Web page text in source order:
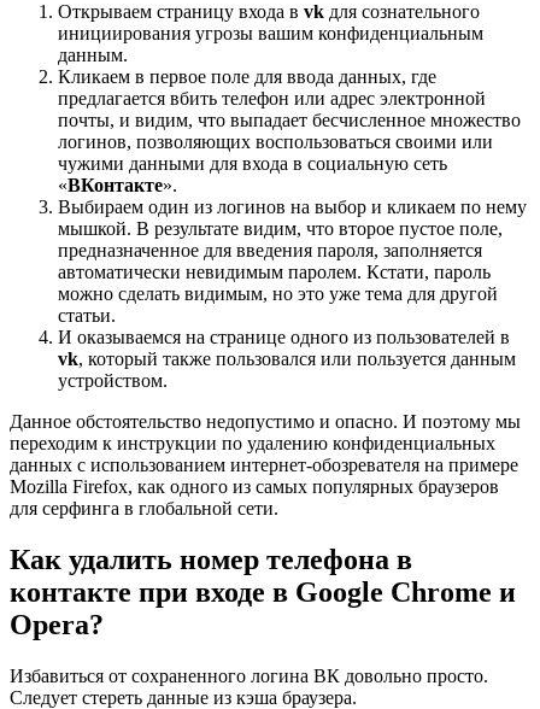
Открываем страницу входа в vk для сознательного
инициирования угрозы вашим конфиденциальным
данным.
Кликаем в первое поле для ввода данных, где
предлагается вбить телефон или адрес электронной
почты, и видим, что выпадает бесчисленное множество
логинов, позволяющих воспользоваться своими или
чужими данными для входа в социальную сеть
«ВКонтакте».
Выбираем один из логинов на выбор и кликаем по нему
мышкой. В результате видим, что второе пустое поле,
предназначенное для введения пароля, заполняется
автоматически невидимым паролем. Кстати, пароль
можно сделать видимым, но это уже тема для другой
статьи.
И оказываемся на странице одного из пользователей в
vk, который также пользовался или пользуется данным
устройством.
Данное обстоятельство недопустимо и опасно. И поэтому мы
переходим к инструкции по удалению конфиденциальных
данных с использованием интернет-обозревателя на примере
Mozilla Firefox, как одного из самых популярных браузеров
для серфинга в глобальной сети.
Как удалить номер телефона в
контакте при входе в Google Chrome и
Opera?
Избавиться от сохраненного логина ВК довольно просто.
Следует стереть данные из кэша браузера.